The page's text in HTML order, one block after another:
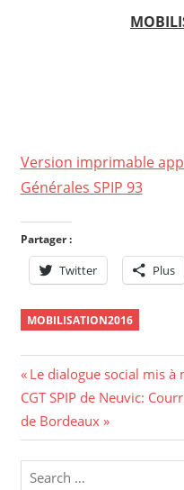
Version imprimable
Générales SPIP 93
Partager :
Twitter Plus
MOBILISATION2016
Navigation
de
l’article
Previous
Post:
Le dialogue social mis à
Next
Post:
CGT SPIP de Neuvic:
de Bordeaux